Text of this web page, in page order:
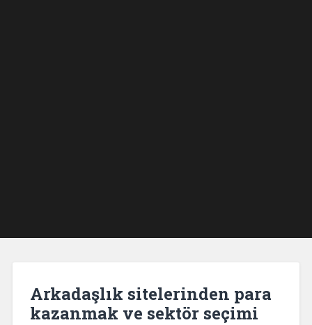
Arkadaşlık sitelerinden para
kazanmak ve sektör seçimi